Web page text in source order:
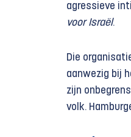
agressieve
voor Israël.
Die
aanwezig bij
zijn
volk.